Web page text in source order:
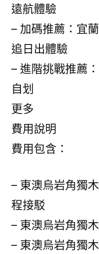
遠航體驗
– 加碼推薦：宜
追日出體驗
– 進階挑戰推薦
自划
更多
費用說明
費用包含：
– 東澳烏岩角獨
程接駁
– 東澳烏岩角獨
– 東澳烏岩角獨